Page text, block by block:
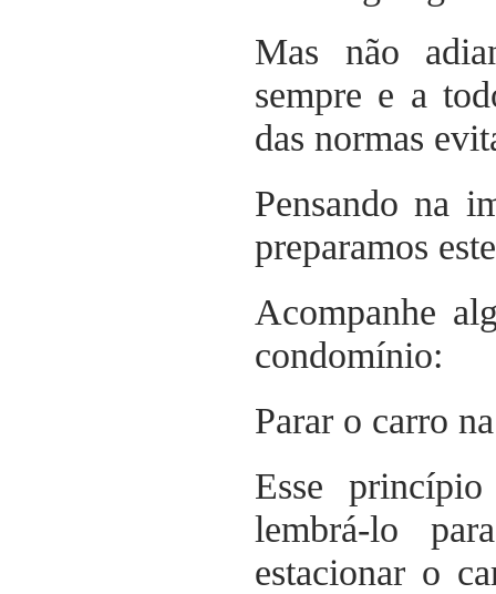
Mas não
sempre e a
das normas
Pensando na
preparamos
Acompanhe
condomínio:
Parar o carro
Esse
lembrá-lo
estacionar o